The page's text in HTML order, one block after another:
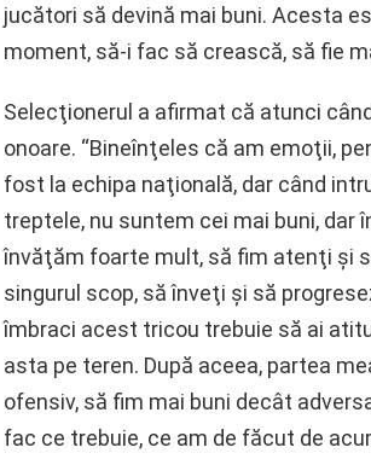
jucători să devină mai buni. Acesta
moment, să-i fac să crească, să fie
Selecţionerul a afirmat că atunci
onoare. “Bineînţeles că am emoţii,
fost la echipa naţională, dar când
treptele, nu suntem cei mai buni, dar
învăţăm foarte mult, să fim atenţi şi
singurul scop, să înveţi şi să
îmbraci acest tricou trebuie să ai
asta pe teren. După aceea, partea
ofensiv, să fim mai buni decât
fac ce trebuie, ce am de făcut de